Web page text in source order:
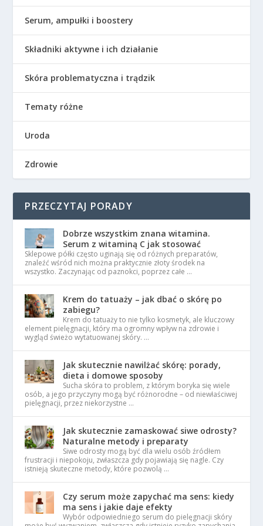
Serum, ampułki i boostery
Składniki aktywne i ich działanie
Skóra problematyczna i trądzik
Tematy różne
Uroda
Zdrowie
PRZECZYTAJ PORADY
Dobrze wszystkim znana witamina.
Serum z witaminą C jak stosować
Sklepowe półki często uginają się od różnych preparatów,
znaleźć wśród nich można praktycznie złoty środek na
wszystko. Zaczynając od paznokci, poprzez całe …
Krem do tatuaży – jak dbać o skórę po
zabiegu?
Krem do tatuaży to nie tylko kosmetyk, ale kluczowy
element pielęgnacji, który ma ogromny wpływ na zdrowie i
wygląd świeżo wytatuowanej skóry. …
Jak skutecznie nawilżać skórę: porady,
dieta i domowe sposoby
Sucha skóra to problem, z którym boryka się wiele
osób, a jego przyczyny mogą być różnorodne – od niewłaściwej
pielęgnacji, przez niekorzystne …
Jak skutecznie zamaskować siwe odrosty?
Naturalne metody i preparaty
Siwe odrosty mogą być dla wielu osób źródłem
frustracji i niepokoju, zwłaszcza gdy pojawiają się nagle. Czy
istnieją skuteczne metody, które pozwolą …
Czy serum może zapychać ma sens: kiedy
ma sens i jakie daje efekty
Wybór odpowiedniego serum do pielęgnacji skóry